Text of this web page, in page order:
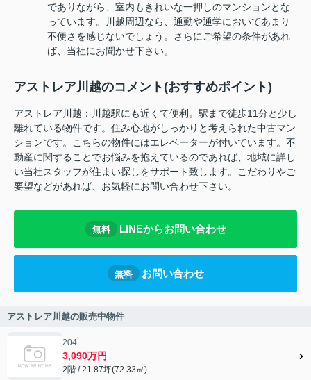
でありながら、室内もきれいな一押しのマンションとな
っています。川越周辺なら、通勤や通学においてあまり
不便さを感じないでしょう。さらにご希望の条件があれ
ば、当社にお聞かせ下さい。
アストレア川越のコメント(おすすめポイント)
アストレア川越：川越駅にも近くて便利。駅まで徒歩11分と少し
離れている物件です。住み心地がしっかりと考えられた中古マン
ションです。こちらの物件にはエレベーターが付いています。不
動産に関することでお悩みを抱えているのであれば、地域に詳し
い当社スタッフが住まい探しをサポート致します。こだわりやご
要望などがあれば、お気軽にお問い合わせ下さい。
無料 LINEからお問い合わせ
無料 お問い合わせ
アストレア川越の販売中物件
204
3,090万円
2階 / 21.87坪(72.33㎡)